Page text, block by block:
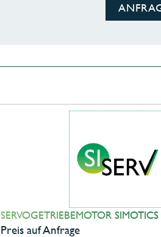
SERVOGETRIEBEMOTOR SIMOTICS
Preis auf Anfrage